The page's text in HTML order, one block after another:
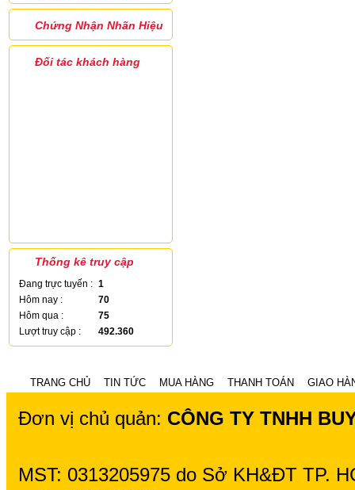
Chứng Nhận Nhãn Hiệu
Đối tác khách hàng
Thống kê truy cập
Đang trực tuyến : 1
Hôm nay :
70
Hôm qua :
75
Lượt truy cập :
492.360
TRANG CHỦ TIN TỨC MUA HÀNG THANH TOÁN GIAO
Đơn vị chủ quản: CÔNG TY TNHH
MST: 0313205975 do Sở KH&ĐT TP.